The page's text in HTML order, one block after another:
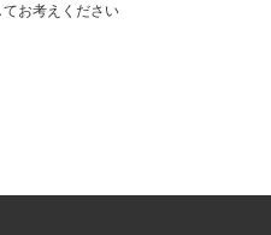
お考えください